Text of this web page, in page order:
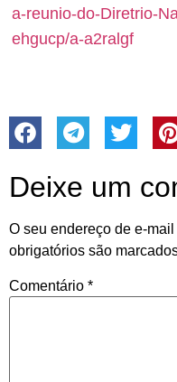
a-reunio-do-Diretrio-
ehgucp/a-a2ralgf
Deixe um
O seu endereço de e-
obrigatórios são
Comentário *